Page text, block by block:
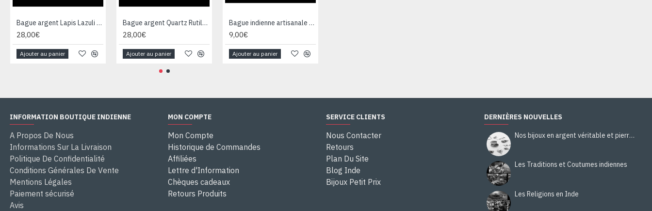
Bague argent Lapis Lazuli - Bijoux Inde - Bijoux indiens
28,00€
Ajouter au panier
Bague argent Quartz Rutile - Bague indienne - Bijoux indiens
28,00€
Ajouter au panier
Bague indienne artisanale en métal - Bijoux fantaisie
9,00€
Ajouter au panier
INFORMATION BOUTIQUE INDIENNE
A Propos De Nous
Informations Sur La Livraison
Politique De Confidentialité
Conditions Générales De Vente
Mentions Légales
Paiement sécurisé
Avis
MON COMPTE
Mon Compte
Historique de Commandes
Affiliées
Lettre d'Information
Chèques cadeaux
Retours Produits
SERVICE CLIENTS
Nous Contacter
Retours
Plan Du Site
Blog Inde
Bijoux Petit Prix
DERNIÈRES NOUVELLES
Nos bijoux en argent véritable et pierres naturelles
Les Traditions et Coutumes indiennes
Les Religions en Inde